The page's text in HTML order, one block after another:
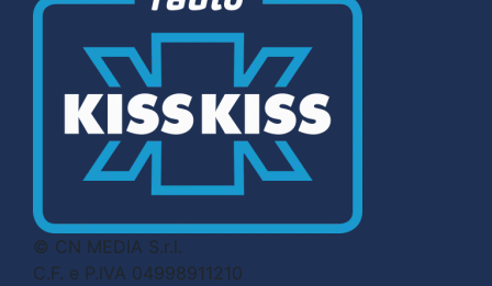
© CN MEDIA S.r.l.
C.F. e P.IVA 04998911210